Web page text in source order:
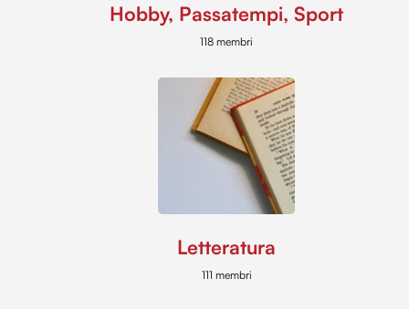
Hobby, Passatempi, Sport
118 membri
Letteratura
111 membri